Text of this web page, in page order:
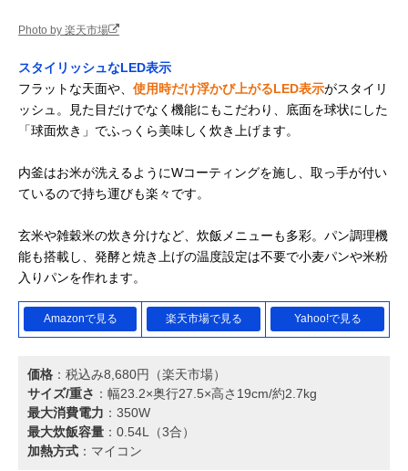
Photo by 楽天市場
スタイリッシュなLED表示
フラットな天面や、 使用時だけ浮かび上がるLED表示がスタイリ
ッシュ。見た目だけでなく機能にもこだわり、底面を球状にした
「球面炊き」でふっくら美味しく炊き上げます。
内釜はお米が洗えるようにWコーティングを施し、取っ手が付い
ているので持ち運びも楽々です。
玄米や雑穀米の炊き分けなど、炊飯メニューも多彩。パン調理機
能も搭載し、発酵と焼き上げの温度設定は不要で小麦パンや米粉
入りパンを作れます。
Amazonで見る 楽天市場で見る Yahoo!で見る
価格 ：税込み8,680円（楽天市場）
サイズ/重さ ：幅23.2×奥行27.5×高さ19cm/約2.7kg
最大消費電力 ：350W
最大炊飯容量 ：0.54L（3合）
加熱方式 ：マイコン